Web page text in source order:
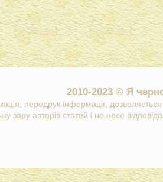
2010-2023 © Я
передрук інформації,
зору авторів статей і не несе